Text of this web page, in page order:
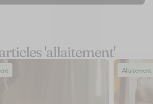
'allaitement'
Allaitement